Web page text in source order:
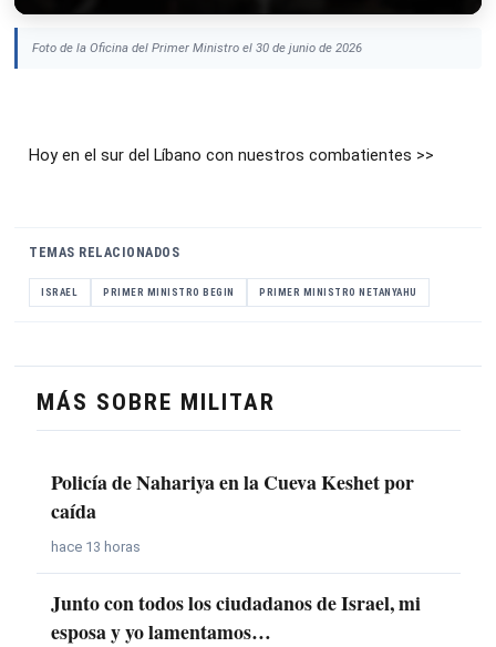
Foto de la Oficina del Primer Ministro el 30 de junio de 2026
Hoy en el sur del Líbano con nuestros combatientes >>
TEMAS RELACIONADOS
ISRAEL PRIMER MINISTRO BEGIN PRIMER MINISTRO NETANYAHU
MÁS SOBRE MILITAR
Policía de Nahariya en la Cueva Keshet por
caída
hace 13 horas
Junto con todos los ciudadanos de Israel, mi
esposa y yo lamentamos…